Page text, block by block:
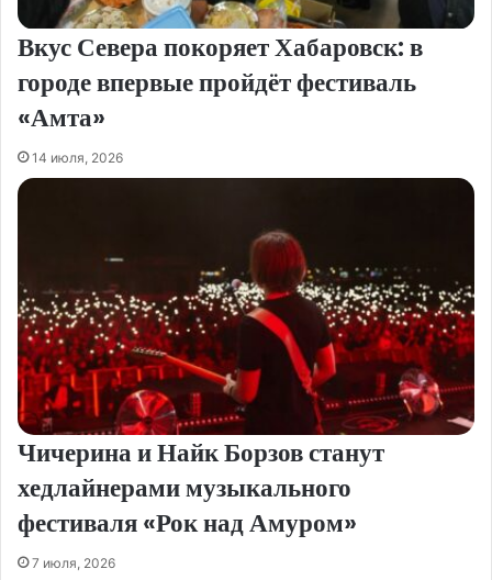
Вкус Севера покоряет Хабаровск: в
городе впервые пройдёт фестиваль
«Амта»
14 июля, 2026
Чичерина и Найк Борзов станут
хедлайнерами музыкального
фестиваля «Рок над Амуром»
7 июля, 2026